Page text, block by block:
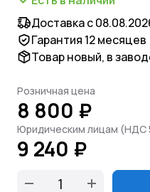
Доставка с
Гарантия 12 месяцев
Товар новый, в
Розничная цена
8 800 ₽
Юридическим лицам (НДС
9 240 ₽